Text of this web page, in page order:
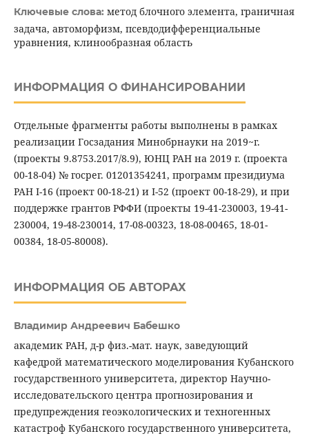
Ключевые слова: метод блочного элемента, граничная
задача, автоморфизм, псевдодифференциальные
уравнения, клинообразная область
ИНФОРМАЦИЯ О ФИНАНСИРОВАНИИ
Отдельные фрагменты работы выполнены в рамках
реализации Госзадания Минобрнауки на 2019~г.
(проекты 9.8753.2017/8.9), ЮНЦ РАН на 2019 г. (проекта
00-18-04) № госрег. 01201354241, программ президиума
РАН I-16 (проект 00-18-21) и I-52 (проект 00-18-29), и при
поддержке грантов РФФИ (проекты 19-41-230003, 19-41-
230004, 19-48-230014, 17-08-00323, 18-08-00465, 18-01-
00384, 18-05-80008).
ИНФОРМАЦИЯ ОБ АВТОРАХ
Владимир Андреевич Бабешко
академик РАН, д-р физ.-мат. наук, заведующий
кафедрой математического моделирования Кубанского
государственного университета, директор Научно-
исследовательского центра прогнозирования и
предупреждения геоэкологических и техногенных
катастроф Кубанского государственного университета,